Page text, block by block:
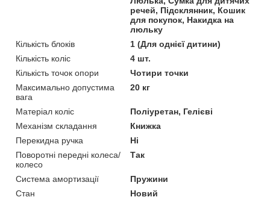
речей, Підсклянник, Кошик
для покупок, Накидка на
люльку
Кількість блоків
1 (Для однієї дитини)
Кількість коліс
4 шт.
Кількість точок опори
Чотири точки
Максимально допустима
вага
20 кг
Матеріал коліс
Поліуретан, Гелієві
Механізм складання
Книжка
Перекидна ручка
Ні
Поворотні передні колеса/
колесо
Так
Система амортизації
Пружини
Стан
Новий